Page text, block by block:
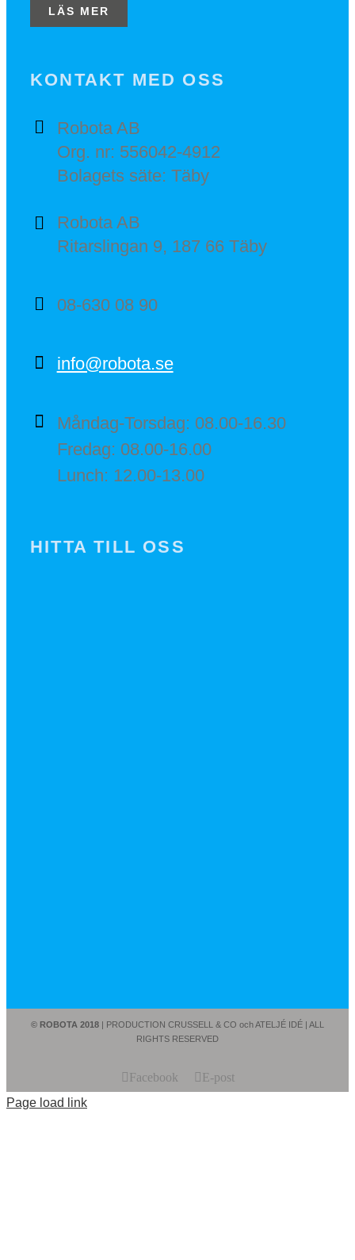
LÄS MER
KONTAKT MED OSS
Robota AB
Org. nr: 556042-4912
Bolagets säte: Täby
Robota AB
Ritarslingan 9, 187 66 Täby
08-630 08 90
info@robota.se
Måndag-Torsdag: 08.00-16.30
Fredag: 08.00-16.00
Lunch: 12.00-13.00
HITTA TILL OSS
© ROBOTA 2018 | PRODUCTION CRUSSELL & CO och ATELJÉ IDÉ | ALL
RIGHTS RESERVED
Facebook
E-post
Page load link